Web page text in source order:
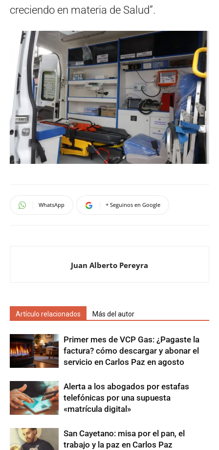
creciendo en materia de Salud”.
WhatsApp + Seguinos en Google
Juan Alberto Pereyra
Artículo relacionados Más del autor
Primer mes de VCP Gas: ¿Pagaste la
factura? cómo descargar y abonar el
servicio en Carlos Paz en agosto
Alerta a los abogados por estafas
telefónicas por una supuesta
«matrícula digital»
San Cayetano: misa por el pan, el
trabajo y la paz en Carlos Paz